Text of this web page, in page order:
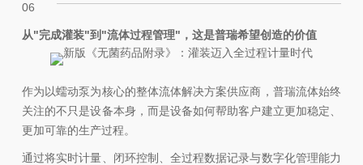
06
从"完成灌装"到"流体过程管理"，这是普瑞希望创造的价值
作为以蠕动泵为核心的整体流体解决方案供应商，普瑞流体始终
关注的不只是设备本身，而是设备如何帮助客户建立更加稳定、
更加可靠的生产过程。
通过将实时计量、闭环控制、全过程数据记录与数字化管理能力